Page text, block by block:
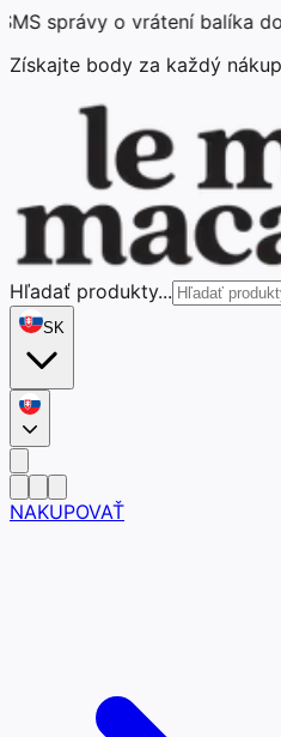
správy o vrátení balíka
Získajte body za každý
Hľadať produkty...
SK
NAKUPOVAŤ